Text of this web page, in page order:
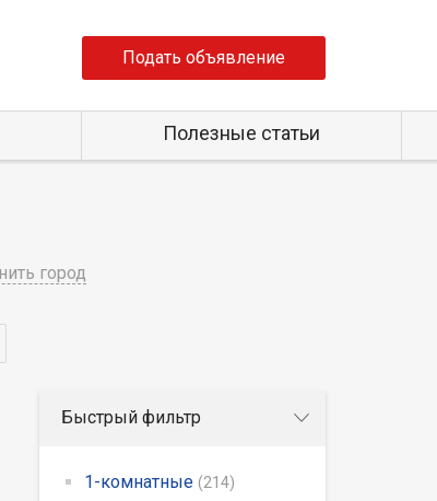
Подать объявление
Полезные статьи
город
Быстрый фильтр
1-комнатные (214)